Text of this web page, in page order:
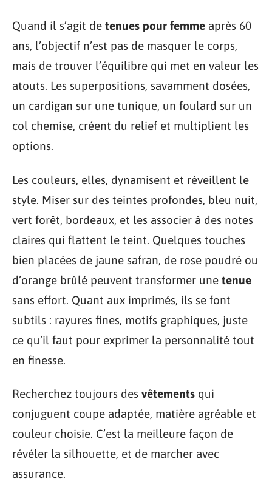
Quand il s’agit de tenues pour femme après 60
ans, l’objectif n’est pas de masquer le corps,
mais de trouver l’équilibre qui met en valeur les
atouts. Les superpositions, savamment dosées,
un cardigan sur une tunique, un foulard sur un
col chemise, créent du relief et multiplient les
options.
Les couleurs, elles, dynamisent et réveillent le
style. Miser sur des teintes profondes, bleu nuit,
vert forêt, bordeaux, et les associer à des notes
claires qui flattent le teint. Quelques touches
bien placées de jaune safran, de rose poudré ou
d’orange brûlé peuvent transformer une tenue
sans effort. Quant aux imprimés, ils se font
subtils : rayures fines, motifs graphiques, juste
ce qu’il faut pour exprimer la personnalité tout
en finesse.
Recherchez toujours des vêtements qui
conjuguent coupe adaptée, matière agréable et
couleur choisie. C’est la meilleure façon de
révéler la silhouette, et de marcher avec
assurance.